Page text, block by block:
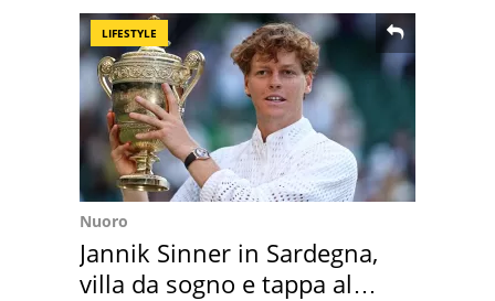
LIFESTYLE
Nuoro
Jannik Sinner in Sardegna,
villa da sogno e tappa al